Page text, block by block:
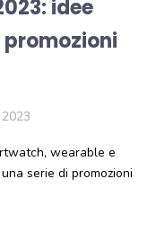
idee
wearable e
serie di promozioni